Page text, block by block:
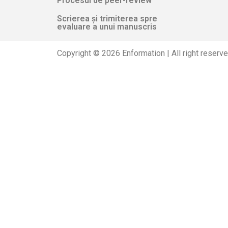
Scrierea și trimiterea spre
evaluare a unui manuscris
Copyright © 2026 Enformation | All right